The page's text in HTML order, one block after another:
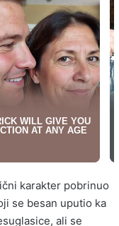
karakter pobrinuo
se besan uputio ka
ali se